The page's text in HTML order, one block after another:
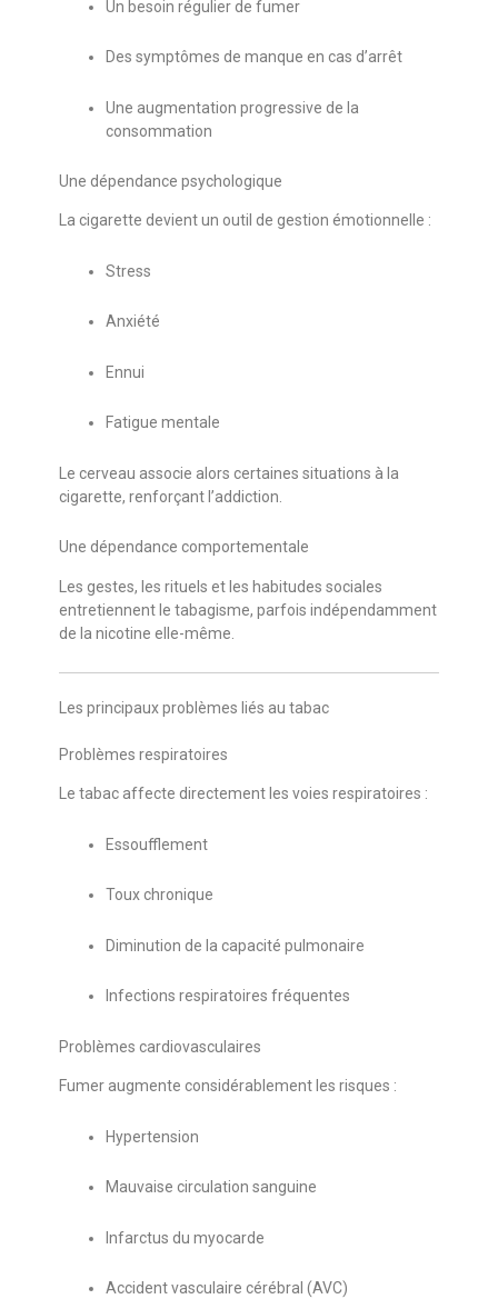
Un besoin régulier de fumer
Des symptômes de manque en cas d’arrêt
Une augmentation progressive de la
consommation
Une dépendance psychologique
La cigarette devient un outil de gestion émotionnelle :
Stress
Anxiété
Ennui
Fatigue mentale
Le cerveau associe alors certaines situations à la
cigarette, renforçant l’addiction.
Une dépendance comportementale
Les gestes, les rituels et les habitudes sociales
entretiennent le tabagisme, parfois indépendamment
de la nicotine elle-même.
Les principaux problèmes liés au tabac
Problèmes respiratoires
Le tabac affecte directement les voies respiratoires :
Essoufflement
Toux chronique
Diminution de la capacité pulmonaire
Infections respiratoires fréquentes
Problèmes cardiovasculaires
Fumer augmente considérablement les risques :
Hypertension
Mauvaise circulation sanguine
Infarctus du myocarde
Accident vasculaire cérébral (AVC)